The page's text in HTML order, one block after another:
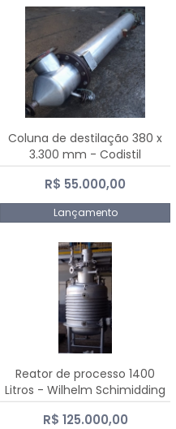
Coluna de destilação 380 x
3.300 mm - Codistil
R$ 55.000,00
Lançamento
Reator de processo 1400
Litros - Wilhelm Schimidding
R$ 125.000,00